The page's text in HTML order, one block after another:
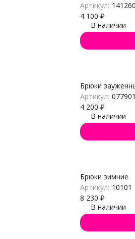
Артикул:
4 100 ₽
В наличии
Брюки
Артикул: 077901
4 200 ₽
В наличии
Брюки зимние
Артикул: 10101
8 230 ₽
В наличии